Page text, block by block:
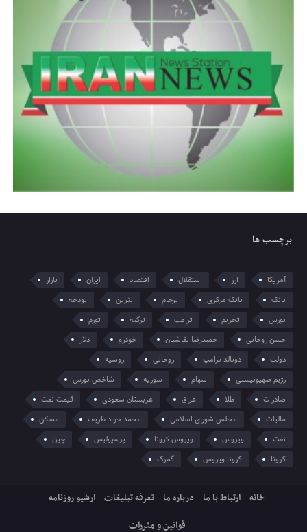
برچسب ها
آمریکا ارز استقلال اقتصاد ایران
بازار
بانک
بانک مرکزی برجام بنزین
بودجه
بورس
تحریم ترامپ ترکیه
تورم
حسن روحانی
حمیدرضا نقاشیان خودرو
دلار
دولت
دونالد ترامپ روحانی
روسیه
رژیم صهیونیستی
سهام سوریه
شاخص بورس
صادرات
طلا عراق عربستان سعودی
قیمت نفت
مالیات
مجلس شورای اسلامی محمد جواد ظریف
مسکن
نفت
ویروس ویروس کرونا پرسپولیس
چین
کرونا
کرونا ویروس گمرک
خانه ارتباط با ما درباره ما تعرفه تبلیغات ارشیو روزنامه
قوانین و مقررات